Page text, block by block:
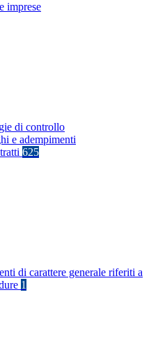
imprese
di controllo
e adempimenti
625
di carattere generale riferiti a
1